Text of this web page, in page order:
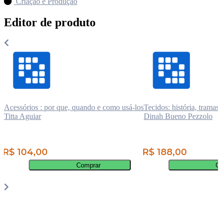
Editor de produto
Acessórios : por que, quando e como usá-los
Titta Aguiar
R$ 104,00
Comprar
Tecidos: história,
Dinah Bueno Pezzolo
R$ 188,00